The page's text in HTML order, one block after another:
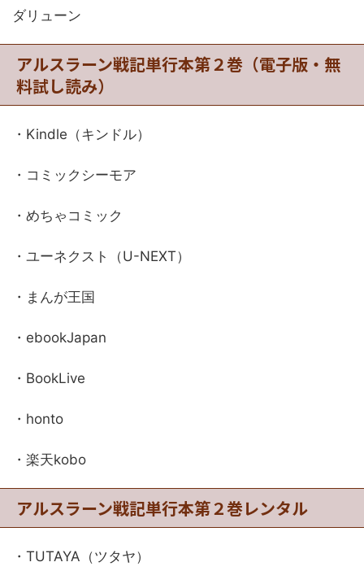
ダリューン
アルスラーン戦記単行本第２巻（電子版・無
料試し読み）
・Kindle（キンドル）
・コミックシーモア
・めちゃコミック
・ユーネクスト（U-NEXT）
・まんが王国
・ebookJapan
・BookLive
・honto
・楽天kobo
アルスラーン戦記単行本第２巻レンタル
・TUTAYA（ツタヤ）